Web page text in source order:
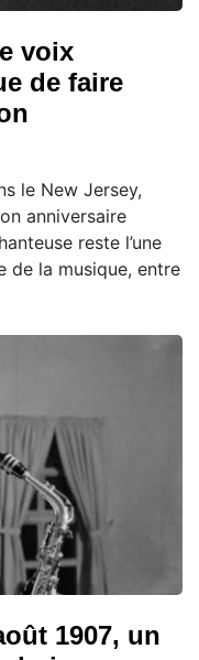
voix
de faire
le New Jersey,
anniversaire
reste l’une
de la musique, entre
1907, un